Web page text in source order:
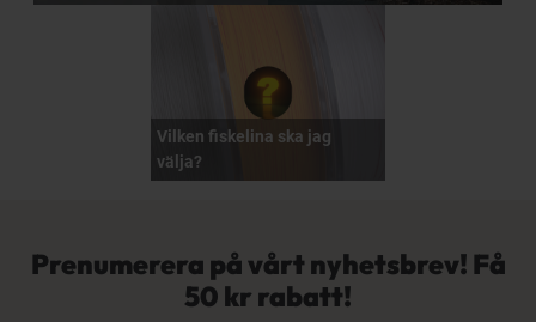
Vilken fiskelina ska jag
välja?
Prenumerera på vårt nyhetsbrev! Få
50 kr rabatt!